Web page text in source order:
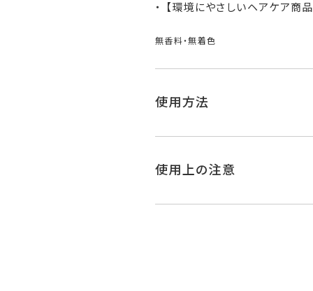
【環境にやさしいヘアケア商
無香料・無着色
使用方法
使用上の注意